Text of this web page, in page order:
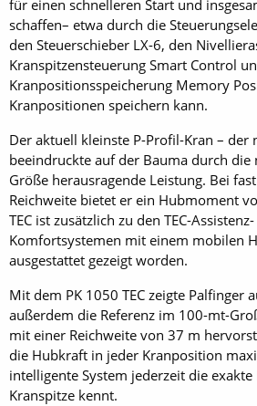
für einen schnelleren Start und
schaffen– etwa durch die
den Steuerschieber LX-6, den
Kranspitzensteuerung Smart Control
Kranpositionsspeicherung Memory
Kranpositionen speichern kann.
Der aktuell kleinste P-Profil-Kran – der
beeindruckte auf der Bauma durch
Größe herausragende Leistung. Bei
Reichweite bietet er ein Hubmoment
TEC ist zusätzlich zu den TEC-
Komfortsystemen mit einem mobilen
ausgestattet gezeigt worden.
Mit dem PK 1050 TEC zeigte Palfinger
außerdem die Referenz im 100-mt-
mit einer Reichweite von 37 m
die Hubkraft in jeder Kranposition
intelligente System jederzeit die
Kranspitze kennt.